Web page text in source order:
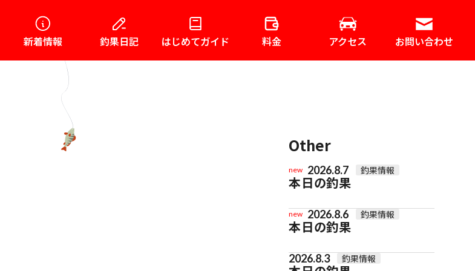
新着情報 釣果日記 はじめてガイド 料金 アクセス お問い合わせ
Other
new 2026.8.7 釣果情報
本日の釣果
new 2026.8.6 釣果情報
本日の釣果
2026.8.3 釣果情報